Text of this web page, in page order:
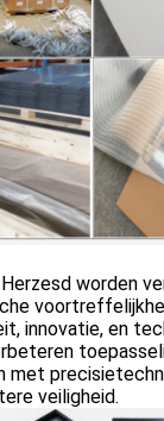
worden
innovatie, en
veiligheid.